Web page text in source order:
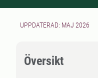
UPPDATERAD: MAJ 2026
Översikt